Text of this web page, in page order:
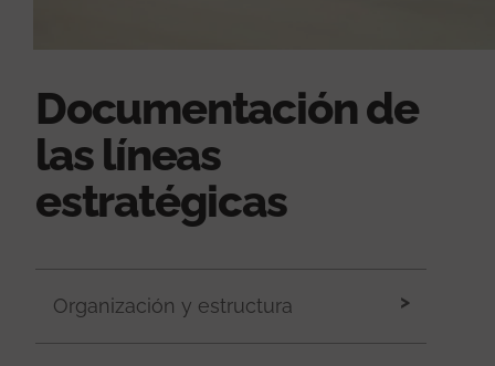
Documentación de
las líneas
estratégicas
Organización y estructura